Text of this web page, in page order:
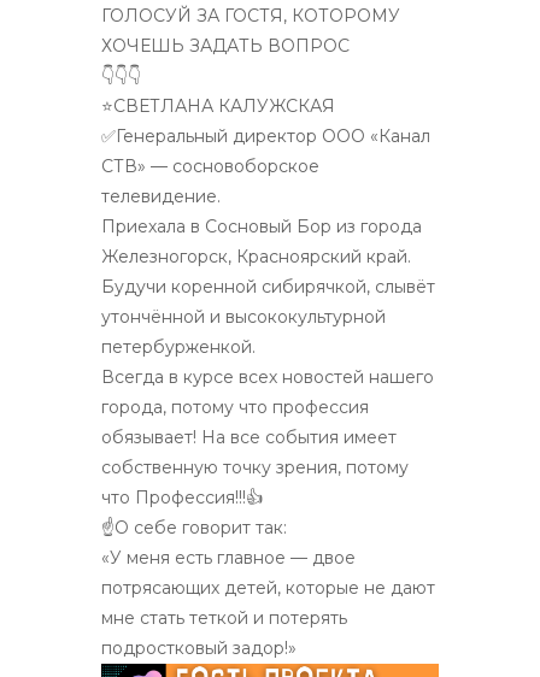
ГОЛОСУЙ ЗА ГОСТЯ, КОТОРОМУ
ХОЧЕШЬ ЗАДАТЬ ВОПРОС
👇👇👇
⭐СВЕТЛАНА КАЛУЖСКАЯ
✅Генеральный директор ООО «Канал
СТВ» — сосновоборское
телевидение.
Приехала в Сосновый Бор из города
Железногорск, Красноярский край.
Будучи коренной сибирячкой, слывёт
утончённой и высококультурной
петербурженкой.
Всегда в курсе всех новостей нашего
города, потому что профессия
обязывает! На все события имеет
собственную точку зрения, потому
что Профессия!!!👍
☝О себе говорит так:
«У меня есть главное — двое
потрясающих детей, которые не дают
мне стать теткой и потерять
подростковый задор!»